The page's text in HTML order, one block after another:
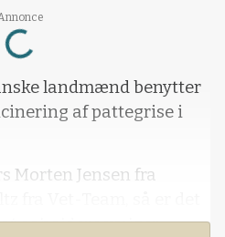
Loading...
landmænd benytter
af pattegrise i
Morten Jensen fra
soholdere vælger